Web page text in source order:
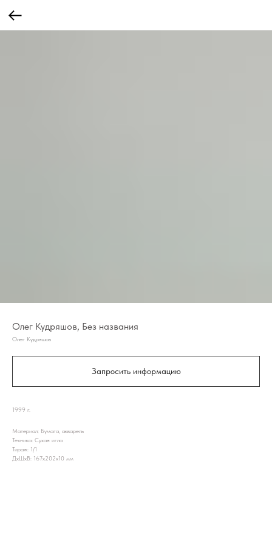
Олег Кудряшов, Без названия
Олег Кудряшов
Запросить информацию
1999 г.
Материал: Бумага, акварель
Техника: Сухая игла
Тираж: 1/1
ДxШxВ: 167x202x10 мм